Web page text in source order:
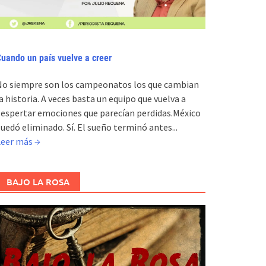
un país vuelve a creer
siempre son los campeonatos los que cambian
historia. A veces basta un equipo que vuelva a
emociones que parecían perdidas.México
eliminado. Sí. El sueño terminó antes...
más →
BAJO LA ROSA